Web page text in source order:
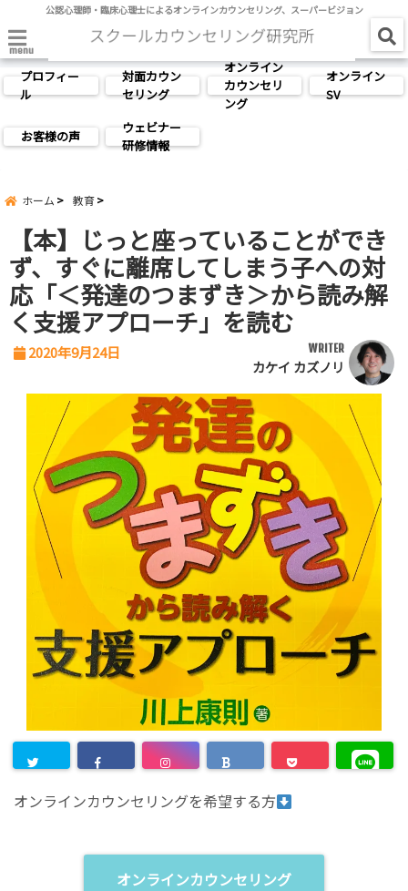
公認心理師・臨床心理士によるオンラインカウンセリング、スーパービジョン
menu
プロフィー
ル
対面カウン
セリング
オンライン
カウンセリ
ング
オンライン
SV
お客様の声
ウェビナー
研修情報
ホーム 教育
【本】じっと座っていることができ
ず、すぐに離席してしまう子への対
応「＜発達のつまずき＞から読み解
く支援アプローチ」を読む
2020年9月24日 WRITER
カケイ カズノリ
オンラインカウンセリングを希望する方
オンラインカウンセリング